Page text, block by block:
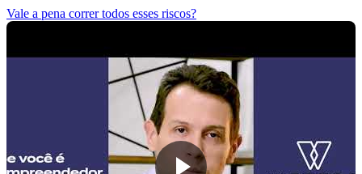
Vale a pena correr todos esses riscos?